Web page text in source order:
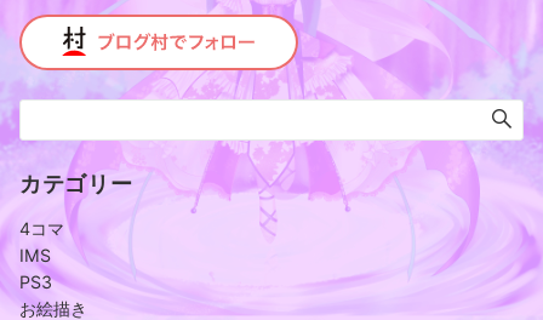
カテゴリー
4コマ
IMS
PS3
お絵描き